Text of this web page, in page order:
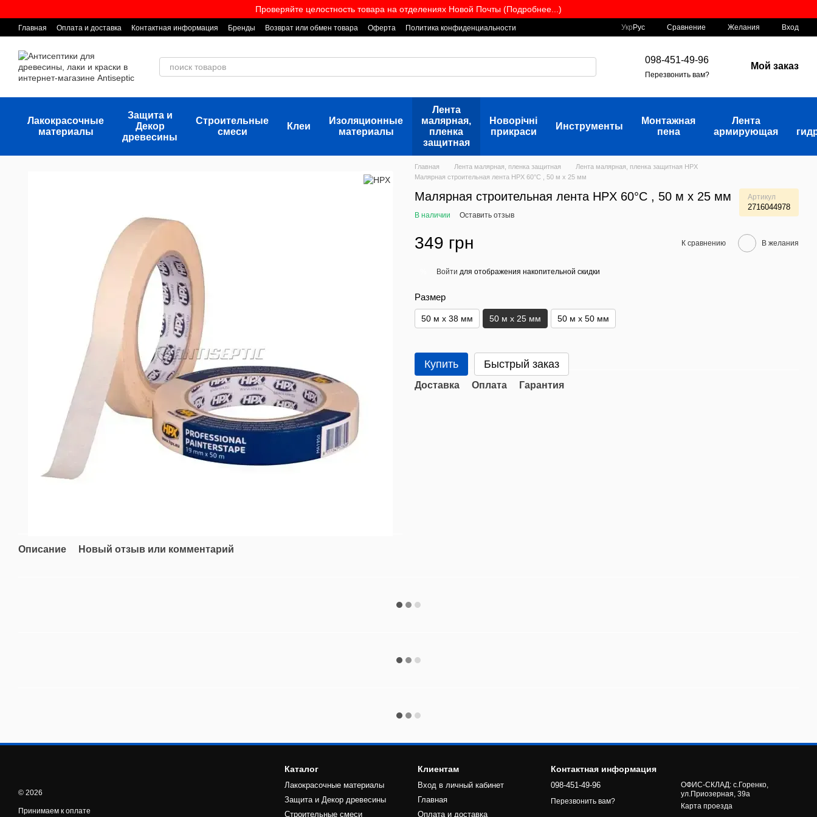
Проверяйте целостность товара на отделениях Новой Почты (Подробнее...)
Главная Оплата и доставка Контактная информация Бренды Возврат или обмен товара Оферта Политика конфиденциальности Укр Рус Сравнение Желания Вход
098-451-49-96
Перезвонить вам?
Мой заказ
Лакокрасочные
материалы
Защита и
Декор
древесины
Строительные
смеси
Клеи
Изоляционные
материалы
Лента
малярная,
пленка
защитная
Новорічні
прикраси
Инструменты
Монтажная
пена
Лента
армирующая
Описание Новый отзыв или комментарий
Главная Лента малярная, пленка защитная
Лента малярная, пленка защитная HPX
Малярная строительная лента HPX 60°C , 50 м x 25 мм
Малярная строительная лента HPX 60°C , 50 м x 25 мм Артикул
2716044978
В наличии Оставить отзыв
349 грн К сравнению В желания
Войти для отображения накопительной скидки
Размер
50 м x 38 мм 50 м x 25 мм 50 м x 50 мм
Купить Быстрый заказ
Доставка Оплата Гарантия
© 2026
Принимаем к оплате
Каталог
Лакокрасочные материалы
Защита и Декор древесины
Строительные смеси
Клиентам
Вход в личный кабинет
Главная
Оплата и доставка
Контактная информация
098-451-49-96
Перезвонить вам?
ОФИС-СКЛАД: с.Горенко,
ул.Приозерная, 39а
Карта проезда